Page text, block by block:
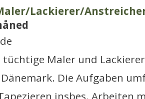
Lackierer/
tüchtige Maler und
Die Aufgaben
insbes. Arbeiten